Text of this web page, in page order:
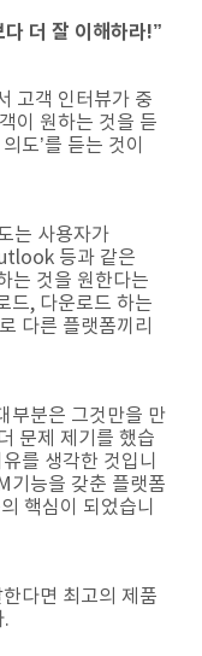
더 잘 이해하라!”
고객 인터뷰가 중
이 원하는 것을 듣
도’를 듣는 것이
는 사용자가
등과 같은
는 것을 원한다는
드, 다운로드 하는
다른 플랫폼끼리
부분은 그것만을 만
문제 제기를 했습
를 생각한 것입니
기능을 갖춘 플랫폼
핵심이 되었습니
다면 최고의 제품
.